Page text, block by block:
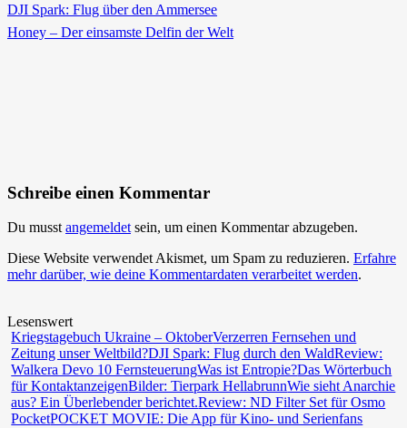
DJI Spark: Flug über den Ammersee
Honey – Der einsamste Delfin der Welt
Schreibe einen Kommentar
Du musst angemeldet sein, um einen Kommentar abzugeben.
Diese Website verwendet Akismet, um Spam zu reduzieren. Erfahre
mehr darüber, wie deine Kommentardaten verarbeitet werden.
Lesenswert
Kriegstagebuch Ukraine – OktoberVerzerren Fernsehen und
Zeitung unser Weltbild?DJI Spark: Flug durch den WaldReview:
Walkera Devo 10 FernsteuerungWas ist Entropie?Das Wörterbuch
für KontaktanzeigenBilder: Tierpark HellabrunnWie sieht Anarchie
aus? Ein Überlebender berichtet.Review: ND Filter Set für Osmo
PocketPOCKET MOVIE: Die App für Kino- und Serienfans